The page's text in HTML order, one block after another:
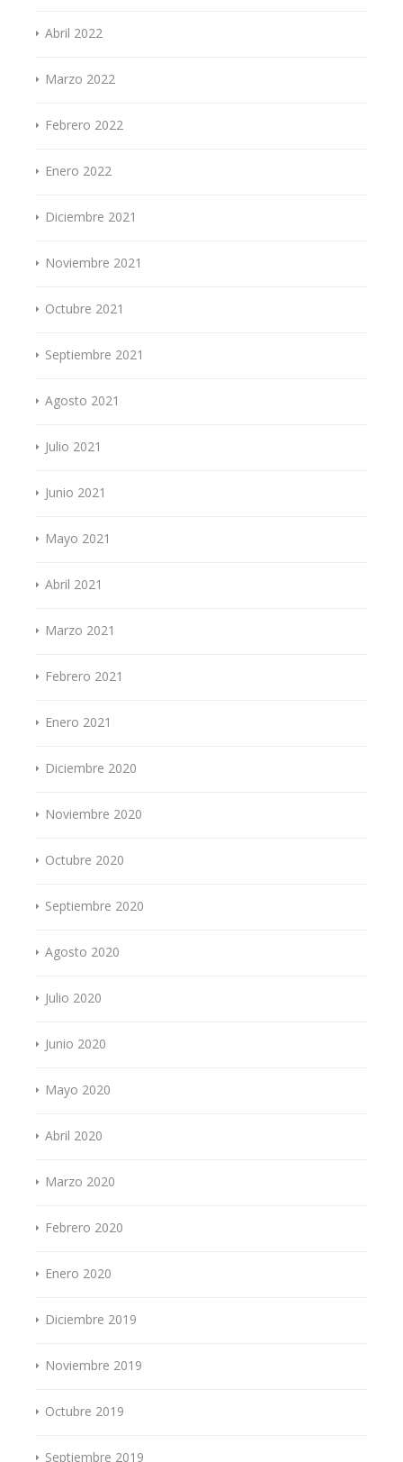
Abril 2022
Marzo 2022
Febrero 2022
Enero 2022
Diciembre 2021
Noviembre 2021
Octubre 2021
Septiembre 2021
Agosto 2021
Julio 2021
Junio 2021
Mayo 2021
Abril 2021
Marzo 2021
Febrero 2021
Enero 2021
Diciembre 2020
Noviembre 2020
Octubre 2020
Septiembre 2020
Agosto 2020
Julio 2020
Junio 2020
Mayo 2020
Abril 2020
Marzo 2020
Febrero 2020
Enero 2020
Diciembre 2019
Noviembre 2019
Octubre 2019
Septiembre 2019